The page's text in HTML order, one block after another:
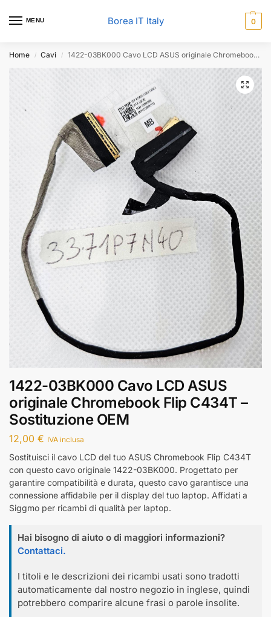
MENU Borea IT Italy 0
Home / Cavi / 1422-03BK000 Cavo LCD ASUS originale Chromebook Flip C434T – Sostituzione OEM
1422-03BK000 Cavo LCD ASUS
originale Chromebook Flip C434T –
Sostituzione OEM
12,00 € IVA inclusa
Sostituisci il cavo LCD del tuo ASUS Chromebook Flip C434T
con questo cavo originale 1422-03BK000. Progettato per
garantire compatibilità e durata, questo cavo garantisce una
connessione affidabile per il display del tuo laptop. Affidati a
Siggmo per ricambi di qualità per laptop.
Hai bisogno di aiuto o di maggiori informazioni?
Contattaci.
I titoli e le descrizioni dei ricambi usati sono tradotti
automaticamente dal nostro negozio in inglese, quindi
potrebbero comparire alcune frasi o parole insolite.